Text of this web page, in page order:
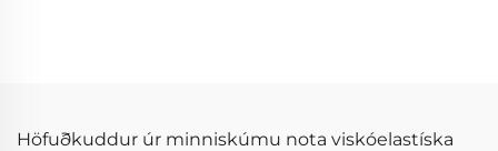
Höfuðkuddur úr minniskúmu nota viskóelastíska